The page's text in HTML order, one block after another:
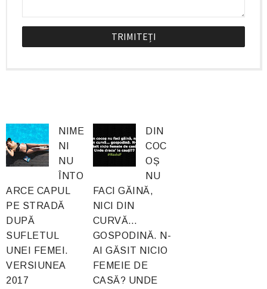
NIME
NI
NU
ÎNTO
ARCE CAPUL
PE STRADĂ
DUPĂ
SUFLETUL
UNEI FEMEI.
VERSIUNEA
2017
DIN
COC
OȘ
NU
FACI GĂINĂ,
NICI DIN
CURVĂ…
GOSPODINĂ. N-
AI GĂSIT NICIO
FEMEIE DE
CASĂ? UNDE